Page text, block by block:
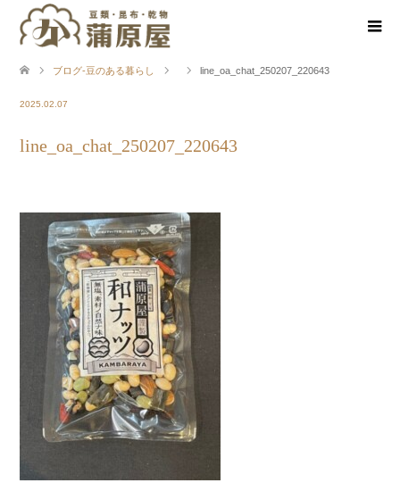
ブログ-豆のある暮らし line_oa_chat_250207_220643
2025.02.07
line_oa_chat_250207_220643